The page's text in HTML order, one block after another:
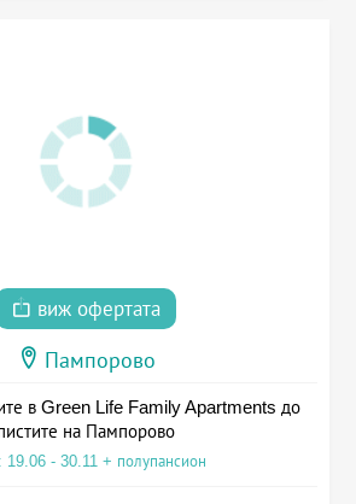
виж офертата
Пампорово
в Green Life Family Apartments до
на Пампорово
19.06 - 30.11 + полупансион